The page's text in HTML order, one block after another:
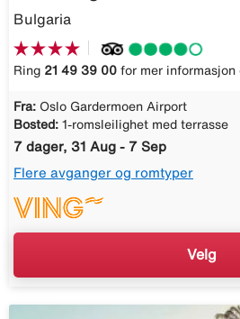
Bulgaria
Ring 21 49 39 00 for mer informasjon
Fra: Oslo Gardermoen Airport
Bosted: 1-romsleilighet med terrasse
7 dager, 31 Aug - 7 Sep
Flere avganger og romtyper
Velg